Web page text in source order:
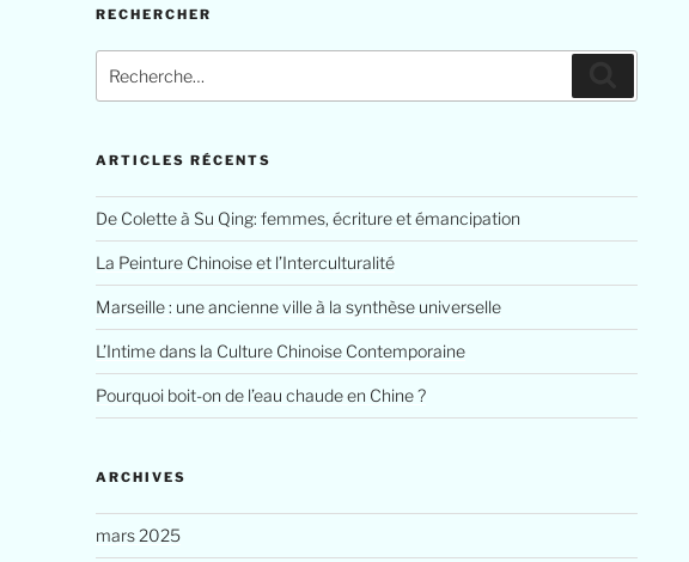
RECHERCHER
pour
ARTICLES RÉCENTS
De Colette à Su Qing: femmes, écriture et émancipation
La Peinture Chinoise et l’Interculturalité
Marseille : une ancienne ville à la synthèse universelle
L’Intime dans la Culture Chinoise Contemporaine
Pourquoi boit-on de l’eau chaude en Chine ?
ARCHIVES
mars 2025